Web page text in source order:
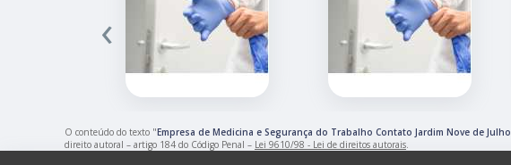
‹
O conteúdo do texto "Empresa de Medicina e Segurança do Trabalho Contato Jardim Nove de Julho
direito autoral – artigo 184 do Código Penal – Lei 9610/98 - Lei de direitos autorais